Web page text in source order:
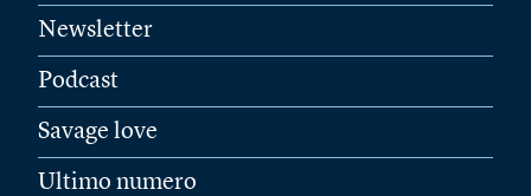
Newsletter
Podcast
Savage love
Ultimo numero